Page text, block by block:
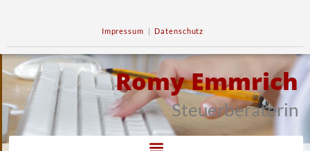
Impressum | Datenschutz
Romy Emmrich
Steuerberaterin